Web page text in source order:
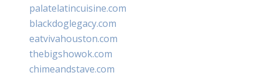
palatelatincuisine.com
blackdoglegacy.com
eatvivahouston.com
thebigshowok.com
chimeandstave.com